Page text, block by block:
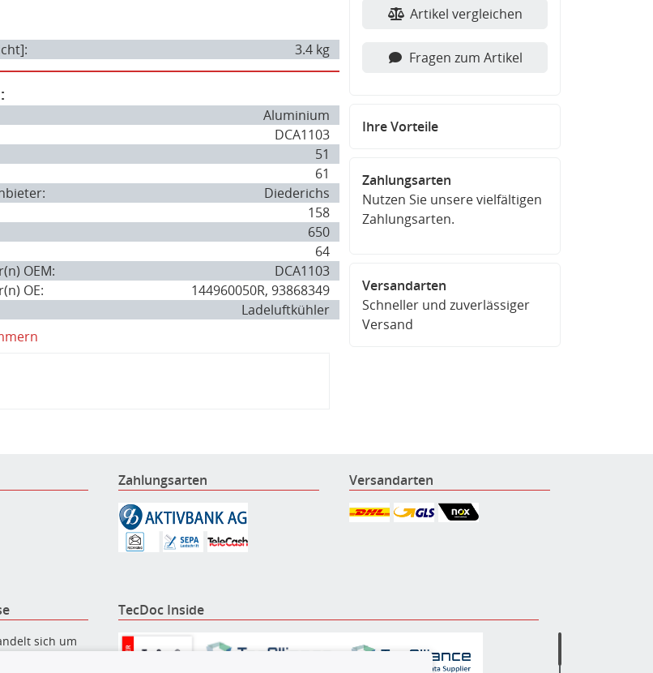
3.4 kg
Aluminium
DCA1103
51
61
Diederichs
158
650
64
OEM:
DCA1103
OE:
144960050R, 93868349
Ladeluftkühler
Artikel vergleichen
Fragen zum Artikel
Ihre Vorteile
Zahlungsarten
Nutzen Sie unsere vielfältigen
Zahlungsarten.
Versandarten
Schneller und zuverlässiger
Versand
Zahlungsarten Versandarten
sich um
TecDoc Inside